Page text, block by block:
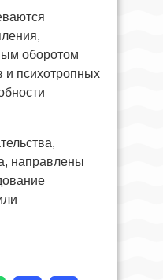
оборотом
и психотропных
направлены